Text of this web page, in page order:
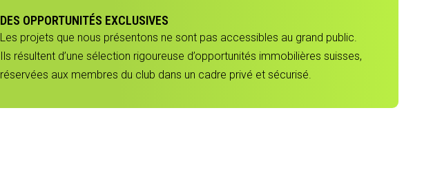
DES OPPORTUNITÉS EXCLUSIVES
Les projets que nous présentons ne sont pas accessibles au grand public.
Ils résultent d’une sélection rigoureuse d’opportunités immobilières suisses,
réservées aux membres du club dans un cadre privé et sécurisé.